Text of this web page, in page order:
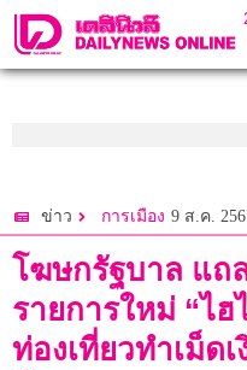
ข่าว การเมือง 9 ส.ค.
โฆษกรัฐบาล​ แถ
รายการใหม่​ “ไ
ท่องเที่ยวทำเม็ด